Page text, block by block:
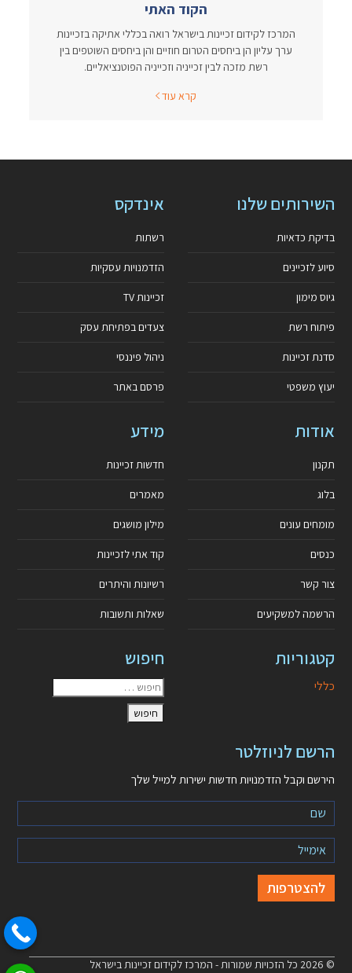
הקוד האתי
המרכז לקידום זכיינות בישראל רואה בכללי אתיקה בזכיינות
ערך עליון הן ביחסים הטרום חוזיים והן ביחסים השוטפים בין
רשת מזכה לבין זכייניה וזכייניה הפוטנציאליים.
קרא עוד
השירותים שלנו
בדיקת כדאיות
סיוע לזכיינים
גיוס מימון
פיתוח רשת
סדנת זכיינות
יעוץ משפטי
אינדקס
רשתות
הזדמנויות עסקיות
זכיינות TV
צעדים בפתיחת עסק
ניהול פיננסי
פרסם באתר
אודות
תקנון
בלוג
מומחים עונים
כנסים
צור קשר
הרשמה למשקיעים
מידע
חדשות זכיינות
מאמרים
מילון מושגים
קוד אתי לזכיינות
רשיונות והיתרים
שאלות ותשובות
קטגוריות
כללי
חיפוש
הרשם לניוזלטר
הירשם וקבל הזדמנויות חדשות ישירות למייל שלך
© 2026 כל הזכויות שמורות - המרכז לקידום זכיינות בישראל